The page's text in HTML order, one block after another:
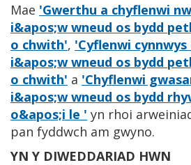
Mae 'Gwerthu a chyflenwi
i&apos;w wneud os bydd
o chwith', 'Cyflenwi
i&apos;w wneud os bydd
o chwith' a 'Chyflenwi
i&apos;w wneud os bydd
o&apos;i le ' yn rhoi
pan fyddwch am gwyno.
YN Y DIWEDDARIAD HWN